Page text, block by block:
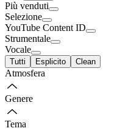
Più venduti
Selezione
YouTube Content ID
Strumentale
Vocale
Tutti Esplicito Clean
Atmosfera
Genere
Tema